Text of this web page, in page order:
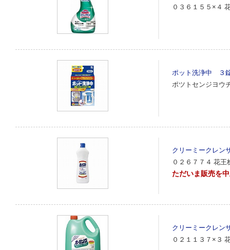
０３６１５５×４
ポット洗浄中 ３
ポツトセンジヨウ
クリーミークレ
０２６７７４ 花王
ただいま販売を
クリーミークレ
０２１１３７×３